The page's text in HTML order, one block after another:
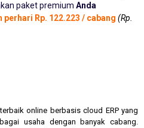
paket premium Anda
perhari Rp. 122.223 / cabang (Rp.
online berbasis cloud ERP yang
usaha dengan banyak cabang.